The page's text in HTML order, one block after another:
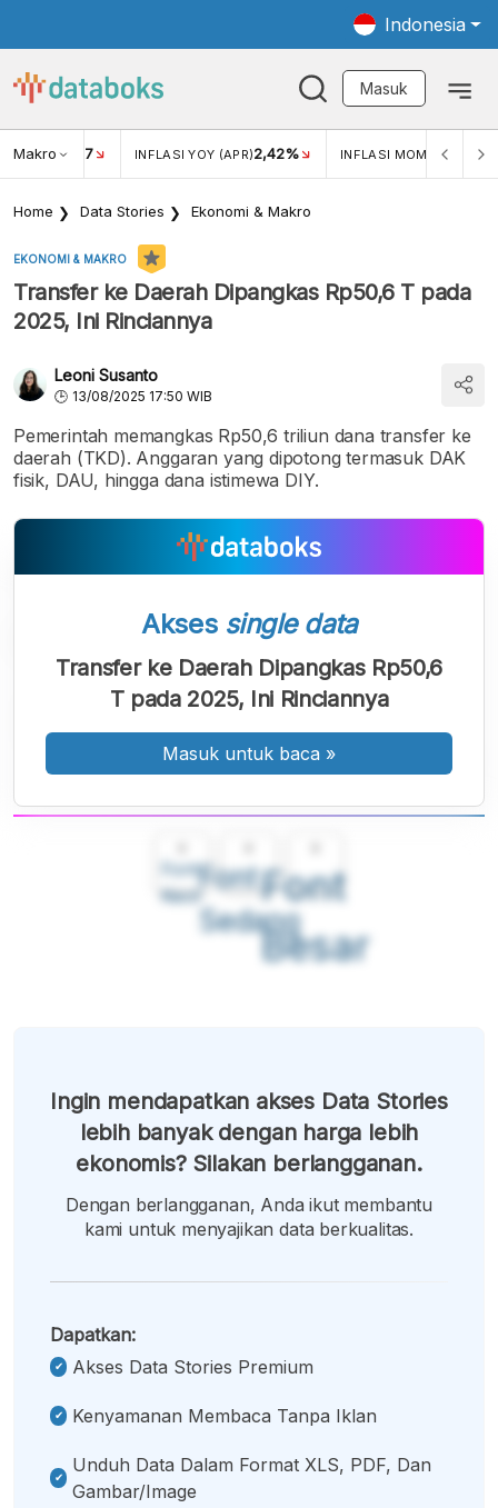
Indonesia
Masuk
Makro
USD/IDR 17 INFLASI YOY (APR)2,42% INFLASI MOM (MAR)
Home Data Stories Ekonomi & Makro
EKONOMI & MAKRO
Transfer ke Daerah Dipangkas Rp50,6 T pada
2025, Ini Rinciannya
Leoni Susanto
13/08/2025 17:50 WIB
Pemerintah memangkas Rp50,6 triliun dana transfer ke
daerah (TKD). Anggaran yang dipotong termasuk DAK
fisik, DAU, hingga dana istimewa DIY.
Font
Kecil
Font
Sedang
Font
Besar
Akses single data
Transfer ke Daerah Dipangkas Rp50,6
T pada 2025, Ini Rinciannya
Masuk untuk baca »
Ingin mendapatkan akses Data Stories
lebih banyak dengan harga lebih
ekonomis? Silakan berlangganan.
Dengan berlangganan, Anda ikut membantu
kami untuk menyajikan data berkualitas.
Dapatkan:
Akses Data Stories Premium
Kenyamanan Membaca Tanpa Iklan
Unduh Data Dalam Format XLS, PDF, Dan
Gambar/image